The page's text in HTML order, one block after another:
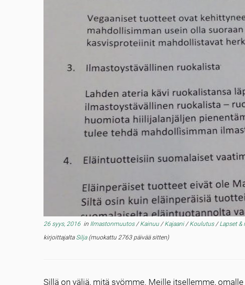
26 syys, 2016 in Ilmastonmuutos/Kainuu /Kajaani/Koulutus/Lapset &
kirjoittajalta Silja(muokattu 2763 päivää sitten)
Sillä on väliä, mitä syömme. Meille itsellemme,